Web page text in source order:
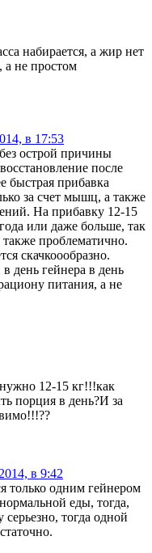
набирается, а жир нет
а не простом
в 17:53
острой причины
после
быстрая прибавка
за счет мышц, а также
На прибавку 12-15
или даже больше, так
проблематично.
скачкоообразно.
день гейнера в день
питания, а не
12-15 кг!!!как
порция в день?И за
в 9:42
только одним гейнером
еды, тогда,
тогда одной